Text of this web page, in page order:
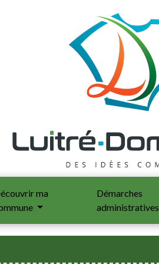
ma
Démarches
administratives